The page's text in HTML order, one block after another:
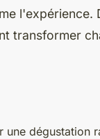
transformer
une dégustation